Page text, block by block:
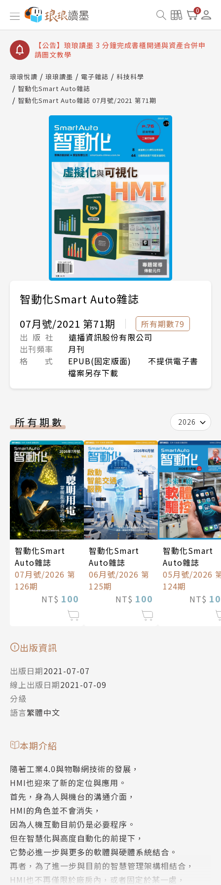
0
【公告】琅琅讀墨數位閱讀資產合併與書櫃開通申請
【公告】琅琅讀墨書櫃開通常見問題
【公告】琅琅讀墨 3 分鐘完成書櫃開通與資產合併申
請圖文教學
查詢
【公告】琅琅讀墨數位閱讀資產合併與書櫃開通申請
琅琅悅讀 琅琅讀墨 電子雜誌
科技科學
智動化Smart Auto雜誌
智動化Smart Auto雜誌 07月號/2021 第71期
智動化Smart Auto雜誌
07月號/2021 第71期
所有期數79
出 版 社
遠播資訊股份有限公司
出刊頻率
月刊
格 式
EPUB(固定版面) 不提供電子書
檔案另存下載
所有期數 2026
智動化Smart
Auto雜誌
07月號/2026 第
126期
NT$ 100
智動化Smart
Auto雜誌
06月號/2026 第
125期
NT$ 100
智動化Smart
Auto雜誌
05月號/2026
124期
NT$
出版資訊
出版日期2021-07-07
線上出版日期2021-07-09
分級
語言繁體中文
本期介紹
隨著工業4.0與物聯網技術的發展，
HMI也迎來了新的定位與應用。
首先，身為人與機台的溝通介面，
HMI的角色並不會消失，
因為人機互動目前仍是必要程序。
但在智慧化與高度自動化的前提下，
它勢必進一步與更多的軟體與硬體系統結合。
再者，為了進一步與目前的智慧管理架構相結合，
HMI也不再僅限於廠房內，或者固定於某一處，